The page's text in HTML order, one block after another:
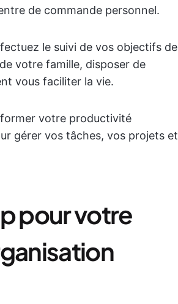
de commande personnel.
le suivi de vos objectifs de
votre famille, disposer de
vous faciliter la vie.
votre productivité
gérer vos tâches, vos projets et
pour votre